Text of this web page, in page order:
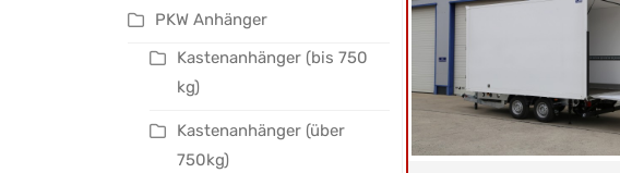
PKW Anhänger
Kastenanhänger (bis 750
kg)
Kastenanhänger (über
750kg)